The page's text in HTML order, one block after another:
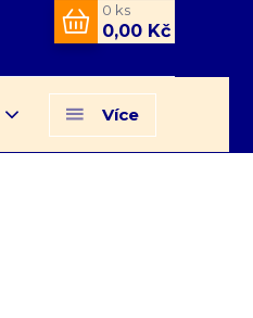
0 ks
0,00 Kč
Více